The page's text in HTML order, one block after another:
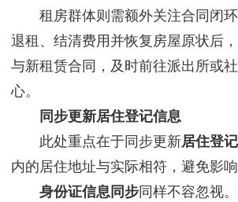
租房群体则需额外关注合同闭环
退租、结清费用并恢复房屋原状后
与新租赁合同，及时前往派出所或
心。
同步更新居住登记信息
此处重点在于同步更新居住登
内的居住地址与实际相符，避免影响
身份证信息同步 同样不容忽视